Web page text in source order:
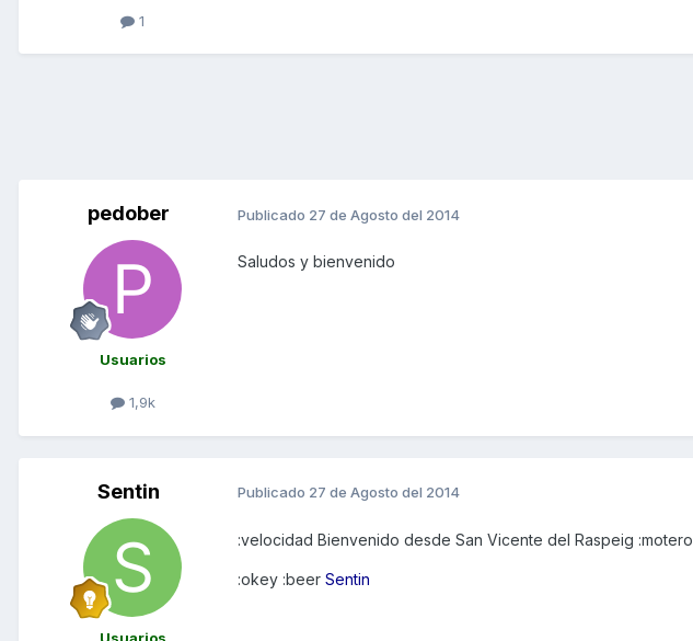
1
pedober
Usuarios
1,9k
Publicado 27 de Agosto del 2014
Saludos y bienvenido
Sentin
Usuarios
Publicado 27 de Agosto del 2014
:velocidad Bienvenido desde San Vicente del Raspeig :motero
:okey :beer Sentin